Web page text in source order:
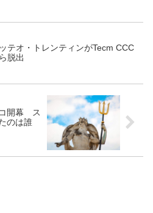
テオ・トレンティンがTecm CCC
脱出
開幕 ス
のは誰